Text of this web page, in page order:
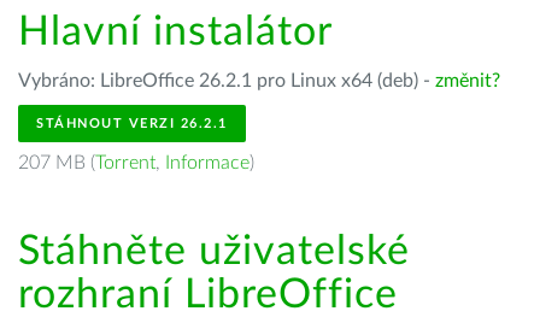
Hlavní instalátor
Vybráno: LibreOffice 26.2.1 pro Linux x64 (deb) - změnit?
STÁHNOUT VERZI 26.2.1
207 MB (Torrent, Informace)
Stáhněte uživatelské
rozhraní LibreOffice